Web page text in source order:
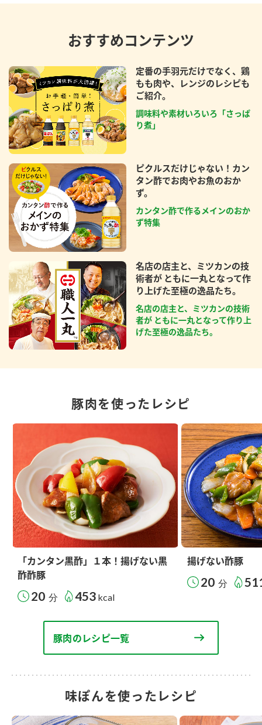
おすすめコンテンツ
定番の手羽元だけでなく、鶏
もも肉や、レンジのレシピも
ご紹介。
調味料や素材いろいろ「さっぱ
り煮」
ピクルスだけじゃない！カン
タン酢でお肉やお魚のおか
ず。
カンタン酢で作るメインのおか
ず特集
名店の店主と、ミツカンの技
術者が ともに一丸となって作
り上げた至極の逸品たち。
名店の店主と、ミツカンの技術
者が ともに一丸となって作り上
げた至極の逸品たち。
豚肉を使ったレシピ
「カンタン黒酢」１本！揚げない黒
酢酢豚
20 分 453 kcal
揚げない酢豚
20 分
豚肉のレシピ一覧
味ぽんを使ったレシピ